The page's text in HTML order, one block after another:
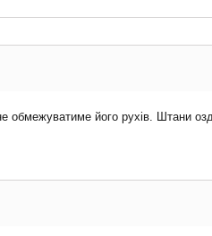
обмежуватиме його рухів. Штани